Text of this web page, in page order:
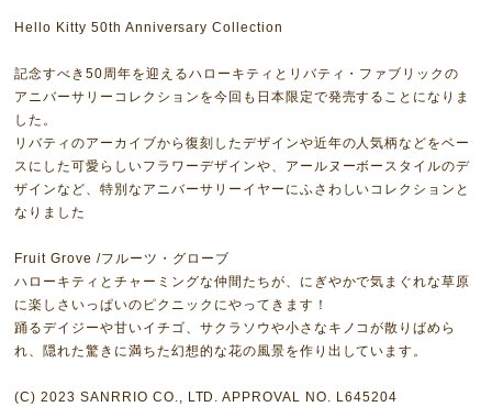
Hello Kitty 50th Anniversary Collection
記念すべき50周年を迎えるハローキティとリバティ・ファブリックの
アニバーサリーコレクションを今回も日本限定で発売することになりま
した。
リバティのアーカイブから復刻したデザインや近年の人気柄などをベー
スにした可愛らしいフラワーデザインや、アールヌーボースタイルのデ
ザインなど、特別なアニバーサリーイヤーにふさわしいコレクションと
なりました
Fruit Grove /フルーツ・グローブ
ハローキティとチャーミングな仲間たちが、にぎやかで気まぐれな草原
に楽しさいっぱいのピクニックにやってきます！
踊るデイジーや甘いイチゴ、サクラソウや小さなキノコが散りばめら
れ、隠れた驚きに満ちた幻想的な花の風景を作り出しています。
(C) 2023 SANRRIO CO., LTD. APPROVAL NO. L645204